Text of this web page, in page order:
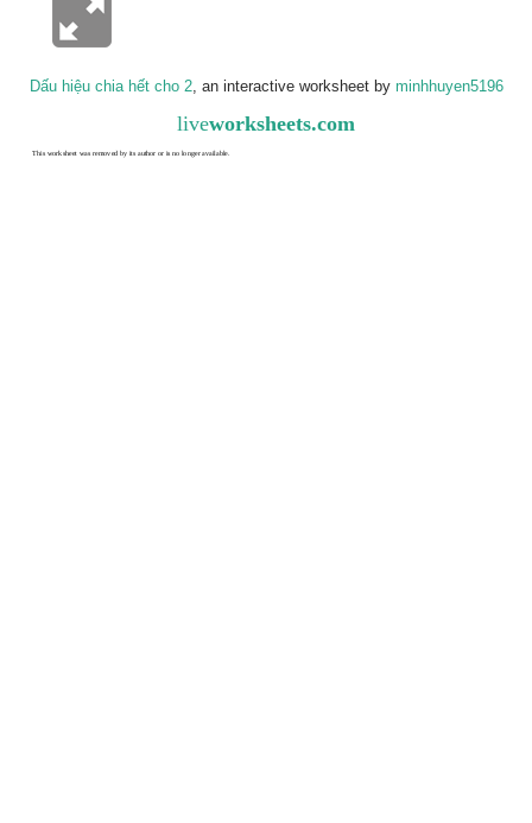
Dấu hiệu chia hết cho 2, an interactive worksheet by minhhuyen5196
liveworksheets.com